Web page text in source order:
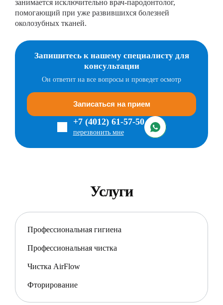
занимается исключительно врач-пародонтолог,
помогающий при уже развившихся болезней
околозубных тканей.
Запишитесь к нашему специалисту для
консультации
Он ответит на все вопросы и проведет осмотр
Записаться на прием
+7 (4012) 61-57-50
перезвонить мне
Услуги
Профессиональная гигиена
Профессиональная чистка
Чистка AirFlow
Фторирование